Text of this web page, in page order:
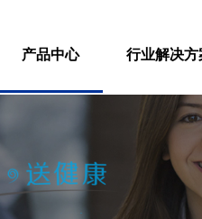
产品中心 行业解决方